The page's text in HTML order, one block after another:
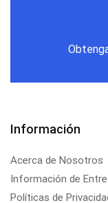
Información
Acerca de Nosotros
Información de
Políticas de